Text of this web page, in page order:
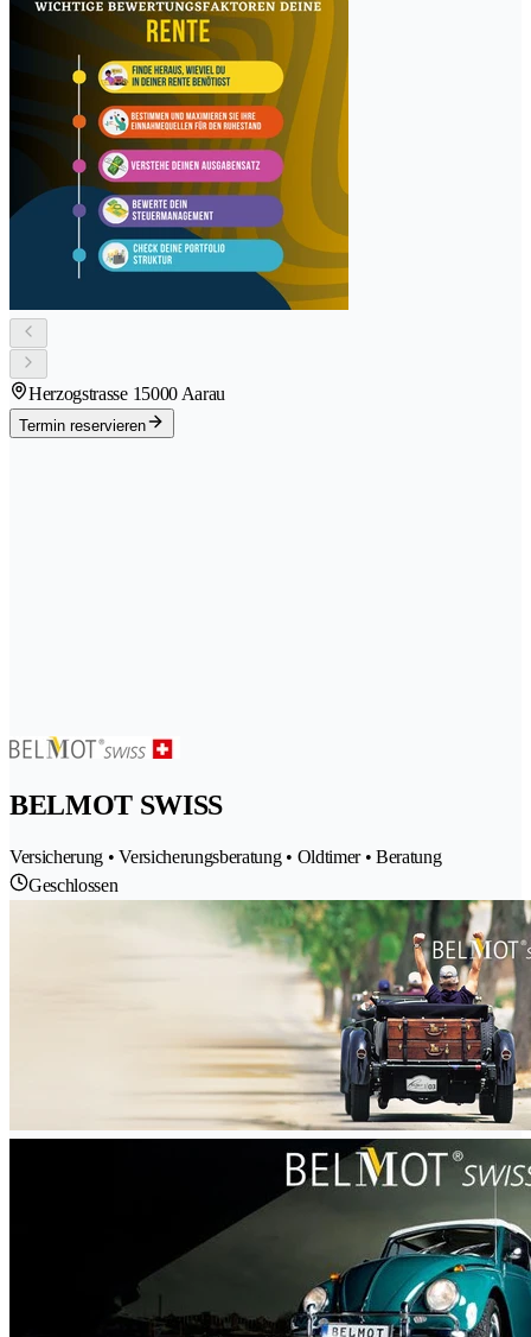
Herzogstrasse 15000 Aarau
Termin reservieren
BELMOT SWISS
Versicherung • Versicherungsberatung • Oldtimer • Beratung
Geschlossen